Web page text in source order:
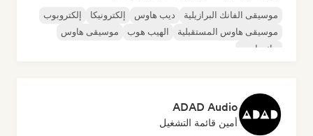
موسيقى الفانك البرازيلية ديب هاوس إلكترونيكا
إلكتروبوب
موسيقى هاوس المستقبلية
الهيب هوب
موسيقى هاوس
تيك هاوس
ADAD Audio
أمين قائمة التشغيل